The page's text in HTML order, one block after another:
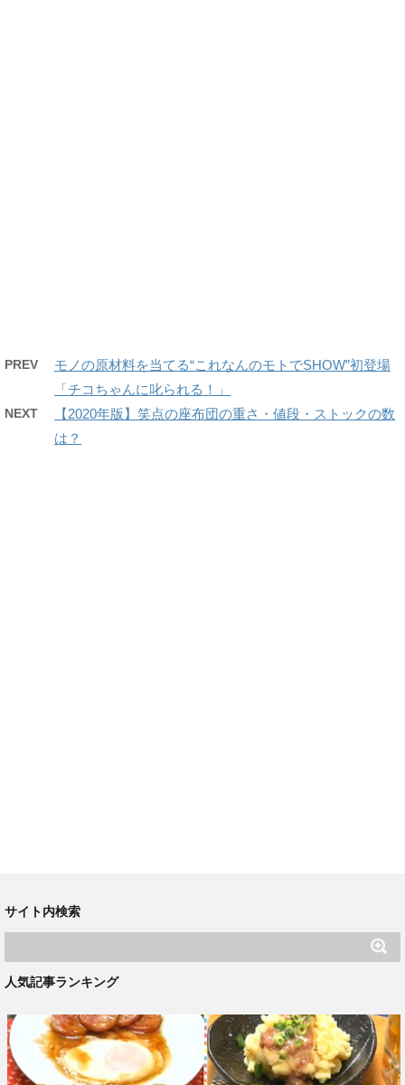
PREV
モノの原材料を当てる“これなんのモトでSHOW”初登場
「チコちゃんに叱られる！」
NEXT
【2020年版】笑点の座布団の重さ・値段・ストックの数
は？
サイト内検索
人気記事ランキング